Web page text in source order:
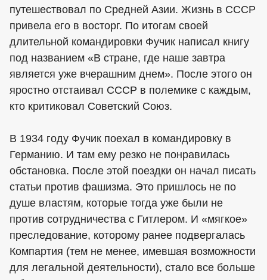
путешествовал по Средней Азии. Жизнь в СССР
привела его в восторг. По итогам своей
длительной командировки Фучик написал книгу
под названием «В стране, где наше завтра
является уже вчерашним днем». После этого он
яростно отстаивал СССР в полемике с каждым,
кто критиковал Советский Союз.
В 1934 году Фучик поехал в командировку в
Германию. И там ему резко не понравилась
обстановка. После этой поездки он начал писать
статьи против фашизма. Это пришлось не по
душе властям, которые тогда уже были не
против сотрудничества с Гитлером. И «мягкое»
преследование, которому ранее подвергалась
Компартия (тем не менее, имевшая возможности
для легальной деятельности), стало все больше